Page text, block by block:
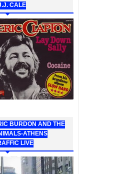
CALE
BURDON AND THE
ATHENS
LIVE